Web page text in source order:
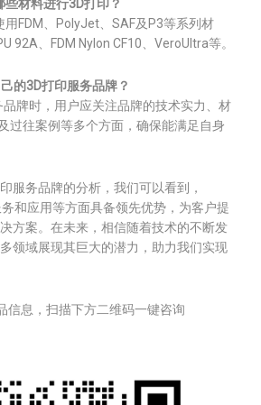
材料进行3D打印？
FDM、PolyJet、SAF及P3等系列材
92A、FDM Nylon CF10、VeroUltra等。
的3D打印服务品牌？
牌时，用户应关注品牌的技术实力、材
过往案例等多个方面，确保能满足自身
服务品牌的分析，我们可以看到，
和应用等方面具备领先优势，为客户提
方案。在未来，相信随着技术的不断发
领域展现其巨大的潜力，助力我们实现
信息，扫描下方二维码一键咨询